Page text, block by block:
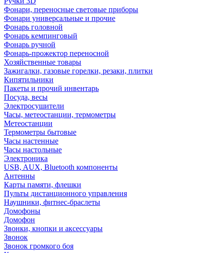
Фонари, переносные световые приборы
Фонари универсальные и прочие
Фонарь головной
Фонарь кемпинговый
Фонарь ручной
Фонарь-прожектор переносной
Хозяйственные товары
Зажигалки, газовые горелки, резаки, плитки
Кипятильники
Пакеты и прочий инвентарь
Посуда, весы
Электросушители
Часы, метеостанции, термометры
Метеостанции
Термометры бытовые
Часы настенные
Часы настольные
Электроника
USB, AUX, Bluetooth компоненты
Антенны
Карты памяти, флешки
Пульты дистанционного управления
Наушники, фитнес-браслеты
Домофоны
Домофон
Звонки, кнопки и аксессуары
Звонок
Звонок громкого боя